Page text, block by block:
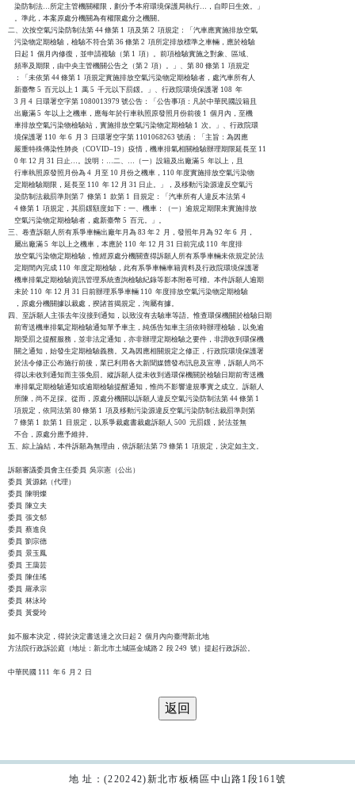
    染防制法…所定主管機關權限，劃分予本府環境保護局執行…，自即日生效。」
    。準此，本案原處分機關為有權限處分之機關。
二、次按空氣污染防制法第 44 條第 1  項及第 2  項規定：「汽車應實施排放空氣
    污染物定期檢驗，檢驗不符合第 36 條第 2  項所定排放標準之車輛，應於檢驗
    日起 1  個月內修復，並申請複驗（第 1  項）。前項檢驗實施之對象、區域、
    頻率及期限，由中央主管機關公告之（第 2  項）。」、第 80 條第 1  項規定
    ：「未依第 44 條第 1  項規定實施排放空氣污染物定期檢驗者，處汽車所有人
    新臺幣 5  百元以上 1  萬 5  千元以下罰鍰。」、行政院環境保護署 108  年
    3 月 4  日環署空字第 1080013979 號公告：「公告事項：凡於中華民國設籍且
    出廠滿 5  年以上之機車，應每年於行車執照原發照月份前後 1  個月內，至機
    車排放空氣污染物檢驗站，實施排放空氣污染物定期檢驗 1  次。」、行政院環
    境保護署 110  年 6  月 3  日環署空字第 1101068263 號函：「主旨：為因應
    嚴重特殊傳染性肺炎（COVID–19）疫情，機車排氣相關檢驗辦理期限延長至 11
    0 年 12 月 31 日止…。說明：…二、…（一）設籍及出廠滿 5  年以上，且
    行車執照原發照月份為 4  月至 10 月份之機車，110 年度實施排放空氣污染物
    定期檢驗期限，延長至 110  年 12 月 31 日止。」，及移動污染源違反空氣污
    染防制法裁罰準則第 7  條第 1  款第 1  目規定：「汽車所有人違反本法第 4
    4 條第 1  項規定，其罰鍰額度如下：一、機車：（一）逾規定期限未實施排放
    空氣污染物定期檢驗者，處新臺幣 5  百元。」。
三、卷查訴願人所有系爭車輛出廠年月為 83 年 2  月，發照年月為 92 年 6  月，
    屬出廠滿 5  年以上之機車，本應於 110  年 12 月 31 日前完成 110  年度排
    放空氣污染物定期檢驗，惟經原處分機關查得訴願人所有系爭車輛未依規定於法
    定期間內完成 110  年度定期檢驗，此有系爭車輛車籍資料及行政院環境保護署
    機車排氣定期檢驗資訊管理系統查詢檢驗紀錄等影本附卷可稽。本件訴願人逾期
    未於 110  年 12 月 31 日前辦理系爭車輛 110  年度排放空氣污染物定期檢驗
    ，原處分機關據以裁處，揆諸首揭規定，洵屬有據。
四、至訴願人主張去年沒接到通知，以致沒有去驗車等語。惟查環保機關於檢驗日期
    前寄送機車排氣定期檢驗通知單予車主，純係告知車主須依時辦理檢驗，以免逾
    期受罰之提醒服務，並非法定通知，亦非辦理定期檢驗之要件，非謂收到環保機
    關之通知，始發生定期檢驗義務。又為因應相關規定之修正，行政院環境保護署
    於法令修正公布施行前後，業已利用各大新聞媒體發布訊息及宣導，訴願人尚不
    得以未收到通知而主張免罰。縱訴願人從未收到過環保機關於檢驗日期前寄送機
    車排氣定期檢驗通知或逾期檢驗提醒通知，惟尚不影響違規事實之成立。訴願人
    所陳，尚不足採。從而，原處分機關以訴願人違反空氣污染防制法第 44 條第 1
    項規定，依同法第 80 條第 1  項及移動污染源違反空氣污染防制法裁罰準則第
    7 條第 1  款第 1  目規定，以系爭裁處書裁處訴願人 500  元罰鍰，於法並無
    不合，原處分應予維持。
五、綜上論結，本件訴願為無理由，依訴願法第 79 條第 1  項規定，決定如主文。
訴願審議委員會主任委員  吳宗憲（公出）
委員  黃源銘（代理）
委員  陳明燦
委員  陳立夫
委員  張文郁
委員  蔡進良
委員  劉宗德
委員  景玉鳳
委員  王藹芸
委員  陳佳瑤
委員  羅承宗
委員  林泳玲
委員  黃愛玲
如不服本決定，得於決定書送達之次日起 2  個月內向臺灣新北地
方法院行政訴訟庭（地址：新北市土城區金城路 2  段 249  號）提起行政訴訟。
地 址：(220242)新北市板橋區中山路1段161號